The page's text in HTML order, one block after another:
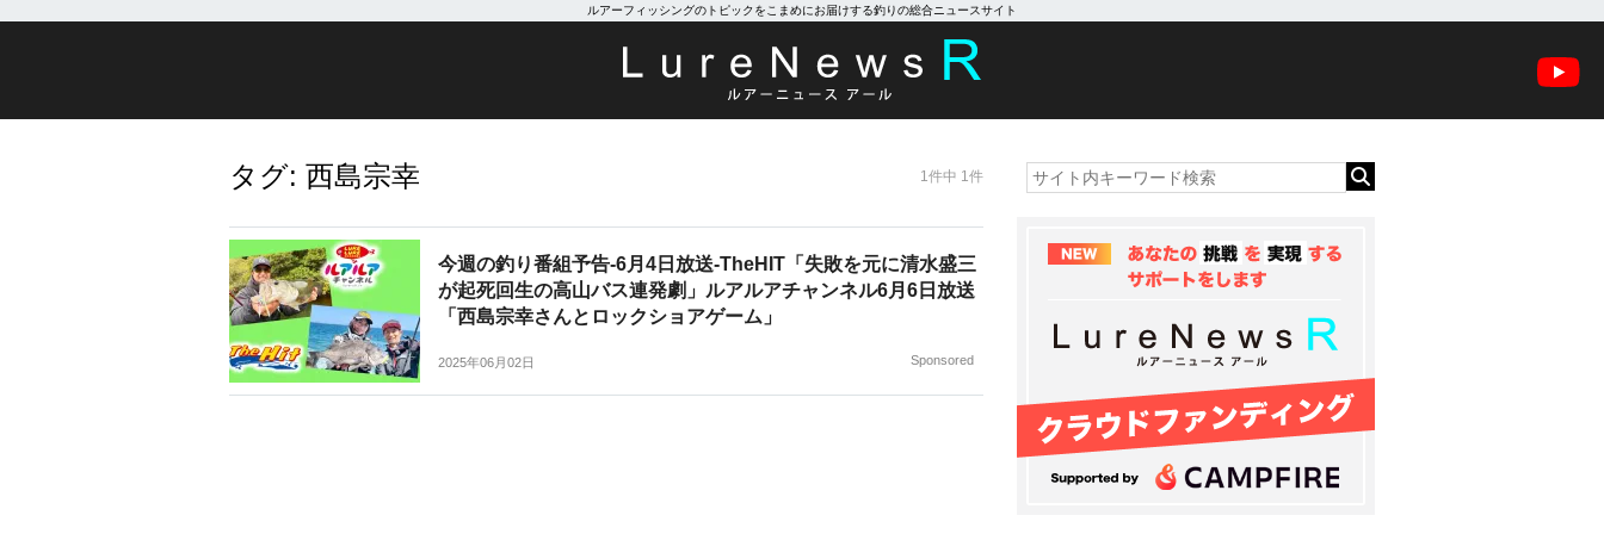
ルアーフィッシングのトピックをこまめにお届けする釣りの総合ニュースサイト
タグ: 西島宗幸 1件中 1件
今週の釣り番組予告-6月4日放送-TheHIT「失敗を元に清水盛三
が起死回生の高山バス連発劇」ルアルアチャンネル6月6日放送
「西島宗幸さんとロックショアゲーム」
2025年06月02日 Sponsored